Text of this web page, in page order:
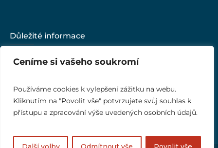
Ceníme si vašeho soukromí
Používáme cookies k vylepšení zážitku na webu.
Kliknutím na "Povolit vše" potvrzujete svůj souhlas k
přístupu a zpracování výše uvedených osobních údajů.
Důležité informace
Kariéra
Kvalita
Ombudsman